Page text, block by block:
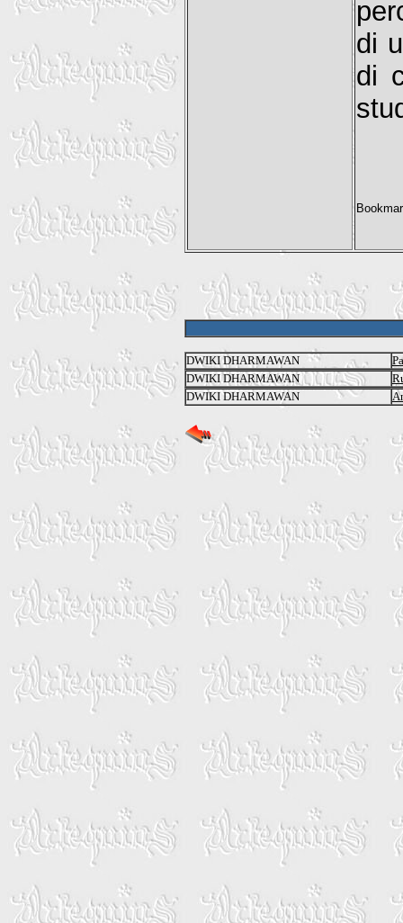
di
di
DWIKI DHARMAWAN
DWIKI DHARMAWAN
DWIKI DHARMAWAN